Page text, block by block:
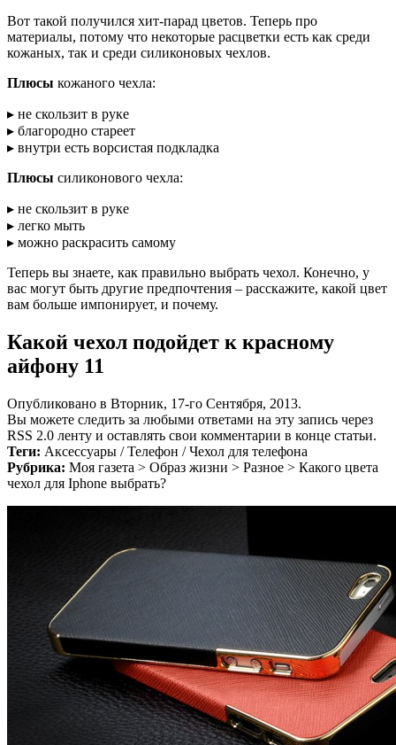
Вот такой получился хит-парад цветов. Теперь про
материалы, потому что некоторые расцветки есть как среди
кожаных, так и среди силиконовых чехлов.
Плюсы кожаного чехла:
▸ не скользит в руке
▸ благородно стареет
▸ внутри есть ворсистая подкладка
Плюсы силиконового чехла:
▸ не скользит в руке
▸ легко мыть
▸ можно раскрасить самому
Теперь вы знаете, как правильно выбрать чехол. Конечно, у
вас могут быть другие предпочтения – расскажите, какой цвет
вам больше импонирует, и почему.
Какой чехол подойдет к красному
айфону 11
Опубликовано в Вторник, 17-го Сентября, 2013.
Вы можете следить за любыми ответами на эту запись через
RSS 2.0 ленту и оставлять свои комментарии в конце статьи.
Теги: Аксессуары / Телефон / Чехол для телефона
Рубрика: Моя газета > Образ жизни > Разное > Какого цвета
чехол для Iphone выбрать?